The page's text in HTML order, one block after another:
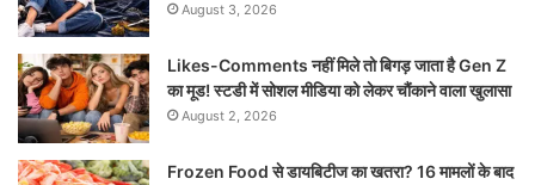
August 3, 2026
Likes-Comments नहीं मिले तो बिगड़ जाता है Gen Z
का मूड! स्टडी में सोशल मीडिया को लेकर चौंकाने वाला खुलासा
August 2, 2026
Frozen Food से डायबिटीज का खतरा? 16 मामलों के बाद